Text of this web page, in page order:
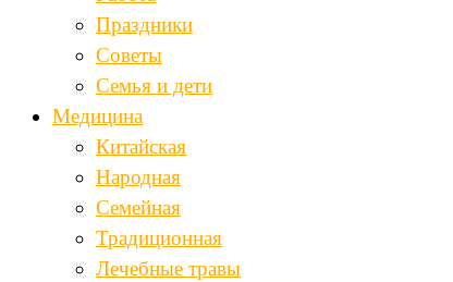
Праздники
Советы
Семья и дети
Медицина
Китайская
Народная
Семейная
Традиционная
Лечебные травы